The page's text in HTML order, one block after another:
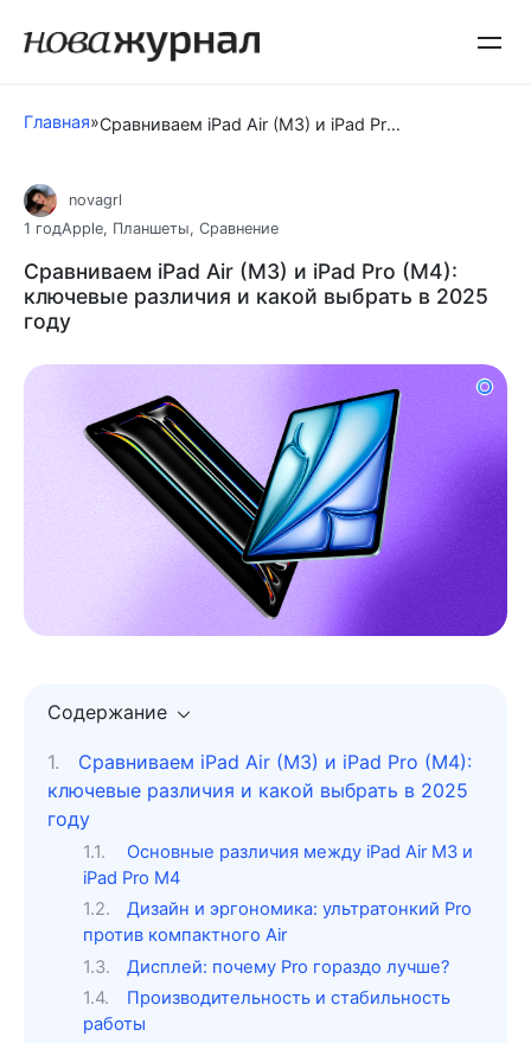
Главная» Сравниваем iPad Air (M3) и iPad Pro (M4): ключевые различия и какой выбрать в 2025 году
novagrl
1 годApple, Планшеты, Сравнение
Сравниваем iPad Air (M3) и iPad Pro (M4):
ключевые различия и какой выбрать в 2025
году
Содержание
Сравниваем iPad Air (M3) и iPad Pro (M4):
ключевые различия и какой выбрать в 2025
году
Основные различия между iPad Air M3 и
iPad Pro M4
Дизайн и эргономика: ультратонкий Pro
против компактного Air
Дисплей: почему Pro гораздо лучше?
Производительность и стабильность
работы